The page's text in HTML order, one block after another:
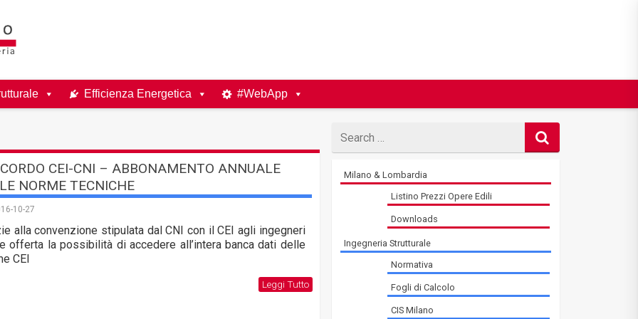
Efficienza Energetica #WebApp
CEI-CNI – ABBONAMENTO ANNUALE
NORME TECNICHE
10-27
alla convenzione stipulata dal CNI con il CEI agli ingegneri
offerta la possibilità di accedere all’intera banca dati delle
CEI
Leggi Tutto
for
Milano & Lombardia
Listino Prezzi Opere Edili
Downloads
Ingegneria Strutturale
Normativa
Fogli di Calcolo
CIS Milano